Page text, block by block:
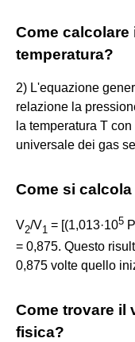
Come
temperatura?
2) L'equazione
relazione la
la temperatura T
universale dei gas
Come si
V2/V1 = [(1,013·105
= 0,875. Questo
0,875 volte quello
Come trovare il
fisica?